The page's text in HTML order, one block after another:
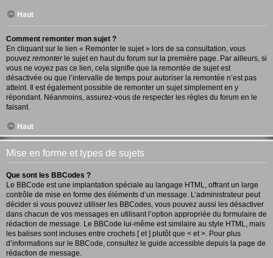
Haut
Comment remonter mon sujet ?
En cliquant sur le lien « Remonter le sujet » lors de sa consultation, vous
pouvez remonterle sujet en haut du forum sur la première page. Par ailleurs, si
vous ne voyez pas ce lien, cela signifie que la remontée de sujet est
désactivée ou que l’intervalle de temps pour autoriser la remontée n’est pas
atteint. Il est également possible de remonter un sujet simplement en y
répondant. Néanmoins, assurez-vous de respecter les règles du forum en le
faisant.
Haut
Mise en forme et types de sujets
Que sont les BBCodes ?
Le BBCode est une implantation spéciale au langage HTML, offrant un large
contrôle de mise en forme des éléments d’un message. L’administrateur peut
décider si vous pouvez utiliser les BBCodes, vous pouvez aussi les désactiver
dans chacun de vos messages en utilisant l’option appropriée du formulaire de
rédaction de message. Le BBCode lui-même est similaire au style HTML, mais
les balises sont incluses entre crochets [ et ] plutôt que < et >. Pour plus
d’informations sur le BBCode, consultez le guide accessible depuis la page de
rédaction de message.